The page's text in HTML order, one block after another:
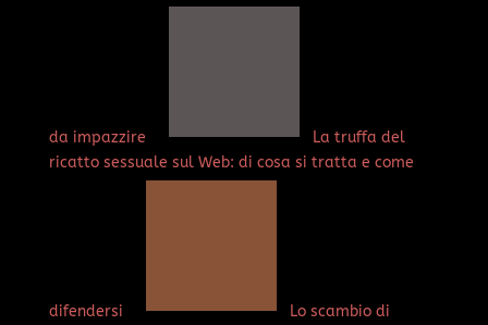
da impazzire
La truffa del
ricatto sessuale sul Web: di cosa si tratta e come
difendersi
Lo scambio di